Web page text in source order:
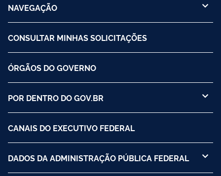
NAVEGAÇÃO
CONSULTAR MINHAS SOLICITAÇÕES
ÓRGÃOS DO GOVERNO
POR DENTRO DO GOV.BR
CANAIS DO EXECUTIVO FEDERAL
DADOS DA ADMINISTRAÇÃO PÚBLICA FEDERAL